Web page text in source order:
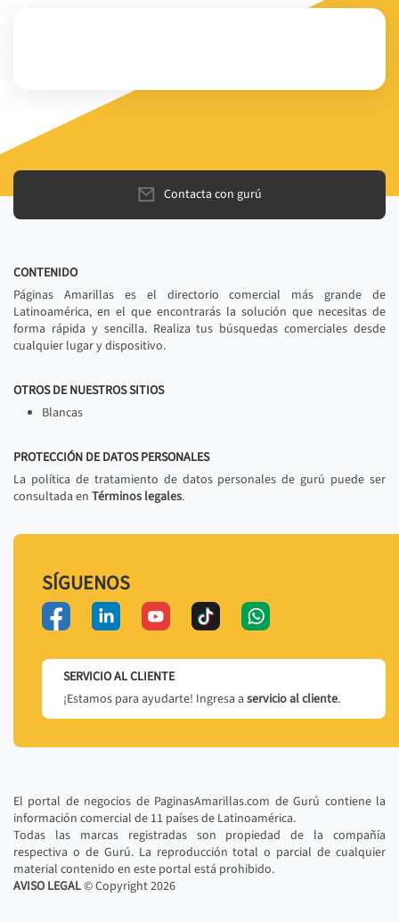
Contacta con gurú
CONTENIDO
Páginas Amarillas es el directorio comercial más grande de
Latinoamérica, en el que encontrarás la solución que necesitas de
forma rápida y sencilla. Realiza tus búsquedas comerciales desde
cualquier lugar y dispositivo.
OTROS DE NUESTROS SITIOS
Blancas
PROTECCIÓN DE DATOS PERSONALES
La política de tratamiento de datos personales de gurú puede ser
consultada en Términos legales.
SÍGUENOS
SERVICIO AL CLIENTE
¡Estamos para ayudarte! Ingresa a servicio al cliente.
El portal de negocios de PaginasAmarillas.com de Gurú contiene la
información comercial de 11 países de Latinoamérica.
Todas las marcas registradas son propiedad de la compañía
respectiva o de Gurú. La reproducción total o parcial de cualquier
material contenido en este portal está prohibido.
AVISO LEGAL© Copyright2026